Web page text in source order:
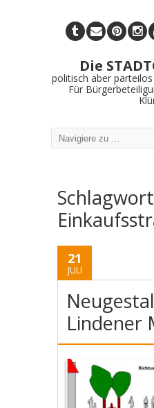
Die
politisch aber
Für
21
JULI
Lindener